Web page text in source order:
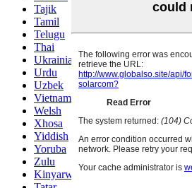
Tajik
Tamil
Telugu
Thai
Ukrainian
Urdu
Uzbek
Vietnamese
Welsh
Xhosa
Yiddish
Yoruba
Zulu
Kinyarwanda